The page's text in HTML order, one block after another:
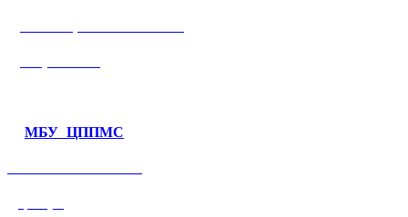
МБУ ЦППМС